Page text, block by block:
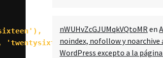
'twentysixteen'),
nWUHvZcGJUMqkVQtoMRen
noindex, nofollow y noarchive
WordPress excepto a la